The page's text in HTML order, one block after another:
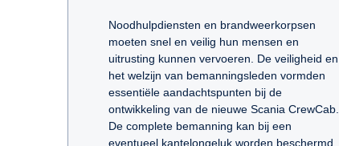
Noodhulpdiensten en brandweerkorpsen
moeten snel en veilig hun mensen en
uitrusting kunnen vervoeren. De veiligheid en
het welzijn van bemanningsleden vormden
essentiële aandachtspunten bij de
ontwikkeling van de nieuwe Scania CrewCab.
De complete bemanning kan bij een
eventueel kantelongeluk worden beschermd